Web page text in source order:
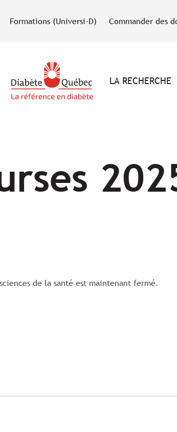
Formations (Universi-D) Commander des
LA RECHERCHE
de la santé est maintenant fermé.